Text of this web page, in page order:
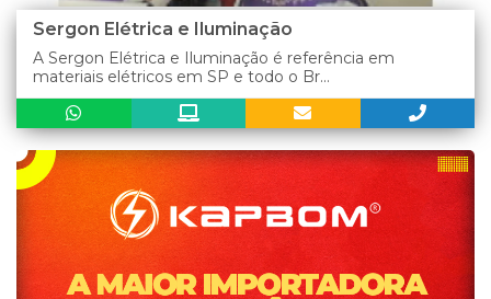
Sergon Elétrica e Iluminação
A Sergon Elétrica e Iluminação é referência em
materiais elétricos em SP e todo o Br...